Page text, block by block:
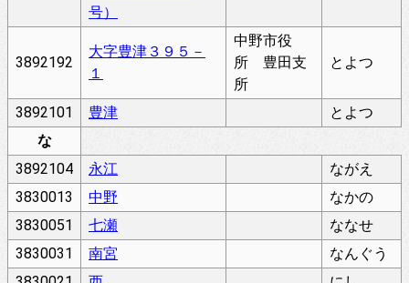
号）
3892192
大字豊津３９５－
１
中野市役
所 豊田支
所
とよつ
3892101 豊津
とよつ
な
3892104
永江
ながえ
3830013
中野
なかの
3830051
七瀬
ななせ
3830031
南宮
なんぐう